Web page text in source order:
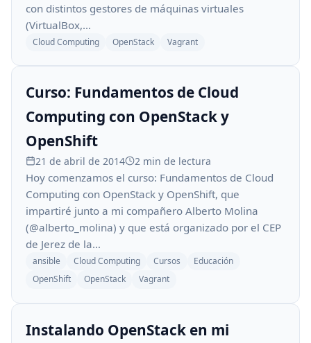
con distintos gestores de máquinas virtuales
(VirtualBox,…
Cloud Computing OpenStack Vagrant
Curso: Fundamentos de Cloud
Computing con OpenStack y
OpenShift
21 de abril de 2014 2 min de lectura
Hoy comenzamos el curso: Fundamentos de Cloud
Computing con OpenStack y OpenShift, que
impartiré junto a mi compañero Alberto Molina
(@alberto_molina) y que está organizado por el CEP
de Jerez de la…
ansible Cloud Computing Cursos
Educación
OpenShift
OpenStack Vagrant
Instalando OpenStack en mi